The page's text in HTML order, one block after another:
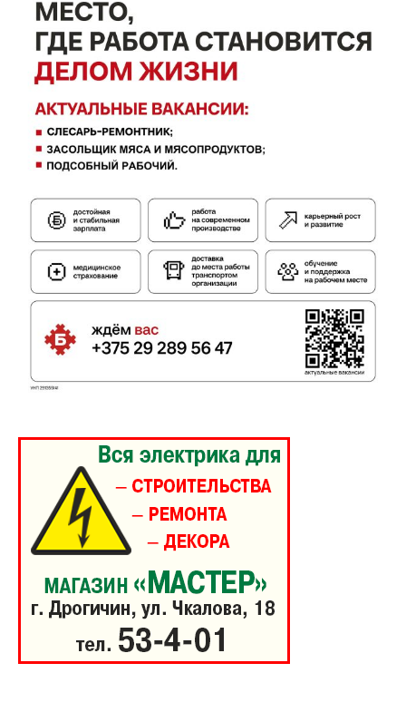
Газета
"Драгічынскі Веснік"
ПОДПИСАТЬСЯ
Редакция "ДВ"
Наша гісторыя
Контакты
Правила использования материалов
Электронные обращения